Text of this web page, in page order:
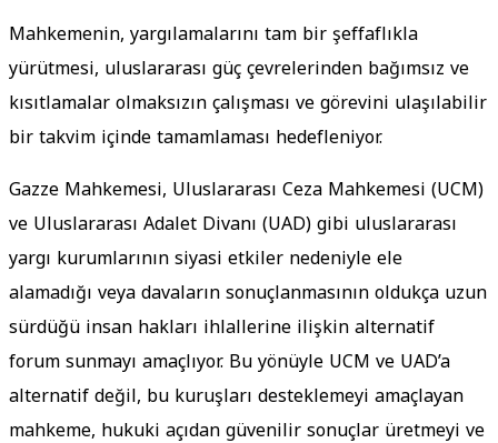
Mahkemenin, yargılamalarını tam bir şeffaflıkla
yürütmesi, uluslararası güç çevrelerinden bağımsız ve
kısıtlamalar olmaksızın çalışması ve görevini ulaşılabilir
bir takvim içinde tamamlaması hedefleniyor.
Gazze Mahkemesi, Uluslararası Ceza Mahkemesi (UCM)
ve Uluslararası Adalet Divanı (UAD) gibi uluslararası
yargı kurumlarının siyasi etkiler nedeniyle ele
alamadığı veya davaların sonuçlanmasının oldukça uzun
sürdüğü insan hakları ihlallerine ilişkin alternatif
forum sunmayı amaçlıyor. Bu yönüyle UCM ve UAD’a
alternatif değil, bu kuruşları desteklemeyi amaçlayan
mahkeme, hukuki açıdan güvenilir sonuçlar üretmeyi ve